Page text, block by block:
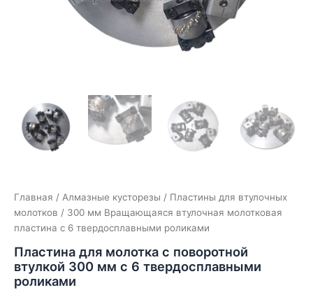
Главная / Алмазные кусторезы / Пластины для втулочных
молотков / 300 мм Вращающаяся втулочная молотковая
пластина с 6 твердосплавными роликами
Пластина для молотка с поворотной
втулкой 300 мм с 6 твердосплавными
роликами